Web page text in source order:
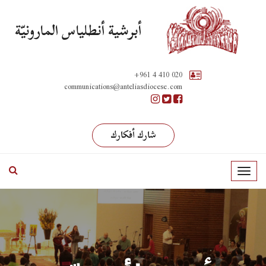
أبرشية أنطلياس المارونيّة
+961 4 410 020
communications@anteliasdiocese.com
شارك أفكارك
T
o
g
l
e
n